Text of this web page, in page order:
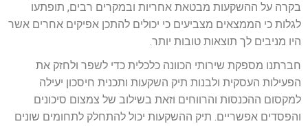
בקרה על ההשקעות מבטאת אחריות ובמקרים רבים, תופתעו
לגלות כי הממצאים מצביעים כי יכולים להתכן אפיקים אחרים אשר
היו מניבים לך תוצאות טובות יותר.
חברתנו מספקת שירותי הכוונה כלכלית כדי לשפר ולחזק את
הפעילות העסקית ולבנות תיק השקעות ותכנית חיסכון יעילה
למקסום ההכנסות והרווחים וזאת בשילוב של צמצום סיכונים
והפסדים אפשריים. תיק ההשקעות יכול להתחלק לתחומים שונים